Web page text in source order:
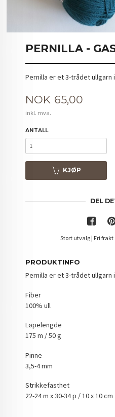
PERNILLA -
Pernilla er et 3-trådet ullgarn
Pris
NOK 65,00
inkl. mva.
ANTALL
KJØP
DEL
Stort utvalg | Fri frakt
PRODUKTINFO
Pernilla er et 3-trådet ullgarn
Fiber
100% ull
Løpelengde
175 m / 50 g
Pinne
3,5-4 mm
Strikkefasthet
22-24 m x 30-34 p / 10 x 10 cm